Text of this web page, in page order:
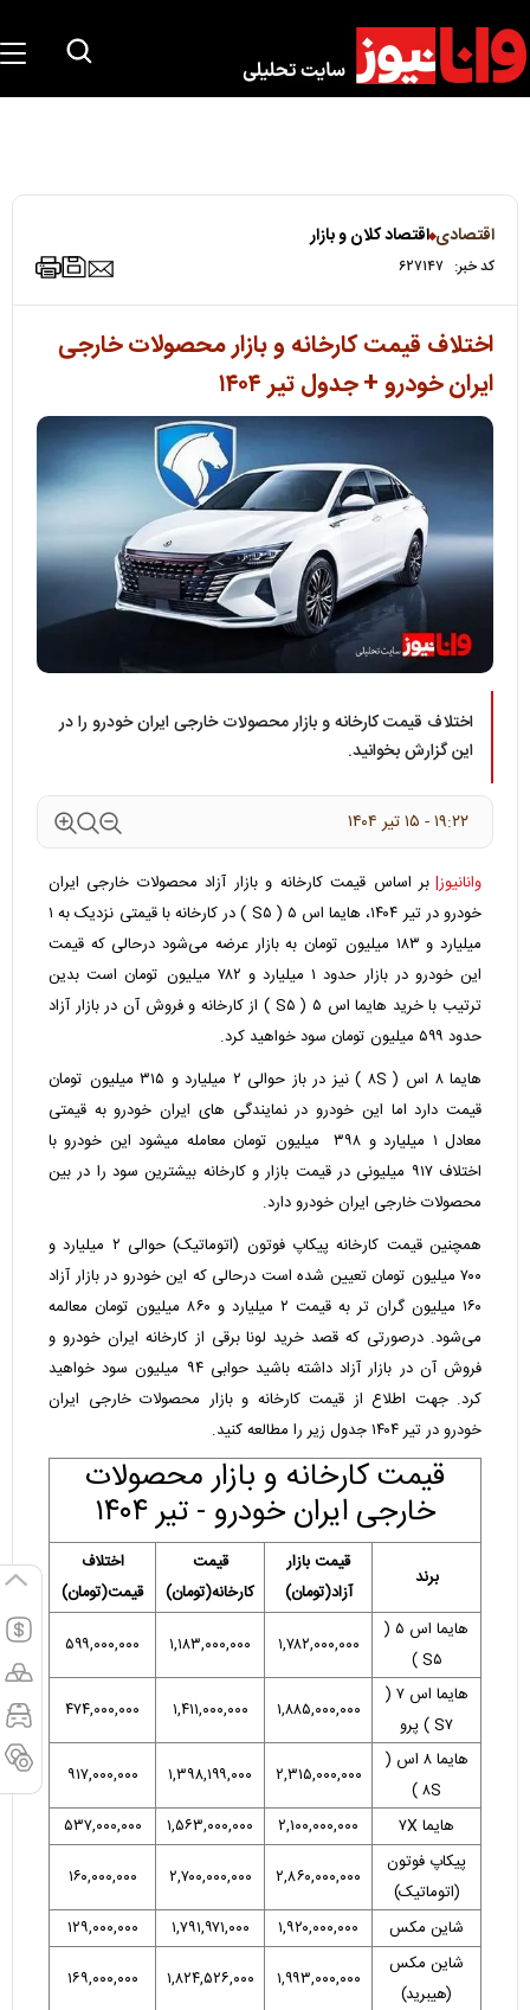
اقتصادی اقتصاد کلان و بازار
کد خبر: ۶۲۷۱۴۷
اختلاف قیمت کارخانه و بازار محصولات خارجی
ایران خودرو + جدول تیر ۱۴۰۴
اختلاف قیمت کارخانه و بازار محصولات خارجی ایران خودرو را در
این گزارش بخوانید.
۱۹:۲۲ - ۱۵ تير ۱۴۰۴
وانانیوز| بر اساس قیمت کارخانه و بازار آزاد محصولات خارجی ایران
خودرو در تیر ۱۴۰۴، هایما اس ۵ ( S۵ ) در کارخانه با قیمتی نزدیک به
۱
میلیارد و ۱۸۳
میلیون تومان به بازار عرضه می‌شود درحالی که قیمت
این خودرو در بازار حدود ۱ میلیارد و ۷۸۲
میلیون تومان است بدین
ترتیب با خرید هایما اس ۵ ( S۵ ) از کارخانه و فروش آن در بازار آزاد
حدود ۵۹۹ میلیون تومان سود خواهید کرد.
هایما ۸ اس ( ۸S ) نیز در باز حوالی
۲ میلیارد و ۳۱۵ میلیون تومان
قیمت دارد اما این خودرو در نمایندگی های ایران خودرو به قیمتی
معادل ۱ میلیارد و ۳۹۸
میلیون تومان معامله میشود این خودرو با
اختلاف ۹۱۷ میلیونی در قیمت بازار و کارخانه بیشترین سود را در بین
محصولات خارجی ایران خودرو دارد.
همچنین قیمت کارخانه پیکاپ فوتون (اتوماتیک) حوالی
۲ میلیارد و
۷۰۰ میلیون تومان تعیین شده است درحالی که این خودرو در بازار آزاد
۱۶۰ میلیون گران تر به قیمت
۲ میلیارد و ۸۶۰ میلیون تومان معالمه
می‌شود. درصورتی که قصد خرید لونا برقی از کارخانه ایران خودرو و
فروش آن در بازار آزاد داشته باشید حوابی ۹۴ میلیون سود خواهید
کرد. جهت اطلاع از قیمت کارخانه و بازار محصولات خارجی ایران
خودرو در تیر ۱۴۰۴ جدول زیر را مطالعه کنید.
قیمت کارخانه و بازار محصولات
خارجی ایران خودرو - تیر ۱۴۰۴
برند
قیمت بازار
آزاد(تومان)
قیمت
کارخانه(تومان)
اختلاف
قیمت(تومان)
هایما اس ۵ (
S۵ )
۱,۷۸۲,۰۰۰,۰۰۰ ۱,۱۸۳,۰۰۰,۰۰۰ ۵۹۹,۰۰۰,۰۰۰
هایما اس ۷ (
S۷ ) پرو
۱,۸۸۵,۰۰۰,۰۰۰ ۱,۴۱۱,۰۰۰,۰۰۰ ۴۷۴,۰۰۰,۰۰۰
هایما ۸ اس (
۸S )
۲,۳۱۵,۰۰۰,۰۰۰ ۱,۳۹۸,۱۹۹,۰۰۰ ۹۱۷,۰۰۰,۰۰۰
هایما ۷X
۲,۱۰۰,۰۰۰,۰۰۰ ۱,۵۶۳,۰۰۰,۰۰۰ ۵۳۷,۰۰۰,۰۰۰
پیکاپ فوتون
(اتوماتیک)
۲,۸۶۰,۰۰۰,۰۰۰ ۲,۷۰۰,۰۰۰,۰۰۰ ۱۶۰,۰۰۰,۰۰۰
شاین مکس
۱,۹۲۰,۰۰۰,۰۰۰ ۱,۷۹۱,۹۷۱,۰۰۰ ۱۲۹,۰۰۰,۰۰۰
شاین مکس
(هیبرید)
۱,۹۹۳,۰۰۰,۰۰۰ ۱,۸۲۴,۵۲۶,۰۰۰ ۱۶۹,۰۰۰,۰۰۰